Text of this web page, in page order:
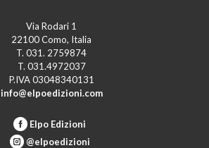
Via Rodari 1
22100 Como, Italia
T. 031. 2759874
T. 031.4972037
P.IVA 03048340131
info@elpoedizioni.com
Elpo Edizioni
@elpoedizioni